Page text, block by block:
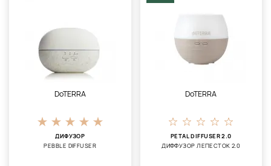
DoTERRA
ДИФУЗОР
PEBBLE DIFFUSER
DoTERRA
PETAL DIFFUSER 2.0
ДИФФУЗОР ЛЕПЕСТОК 2.0